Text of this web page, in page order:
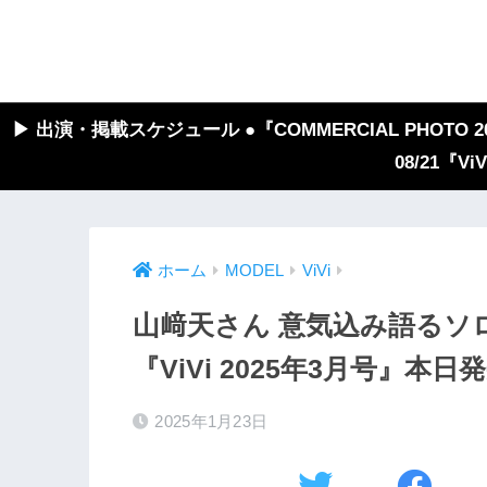
▶︎ 出演・掲載スケジュール ●『COMMERCIAL PHOTO
08/21『
ホーム MODEL ViVi
山﨑天さん 意気込み語る
『ViVi 2025年3月号』本日
2025年1月23日